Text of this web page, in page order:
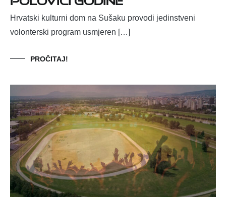
Hrvatski kulturni dom na Sušaku provodi jedinstveni
volonterski program usmjeren […]
PROČITAJ!